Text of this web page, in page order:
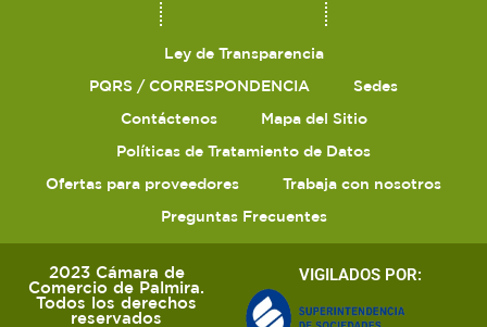
Ley de Transparencia
PQRS / CORRESPONDENCIA
Sedes
Contáctenos
Mapa del Sitio
Políticas de Tratamiento de Datos
Ofertas para proveedores
Trabaja con nosotros
Preguntas Frecuentes
2023 Cámara de
Comercio de Palmira.
Todos los derechos
reservados
VIGILADOS POR: